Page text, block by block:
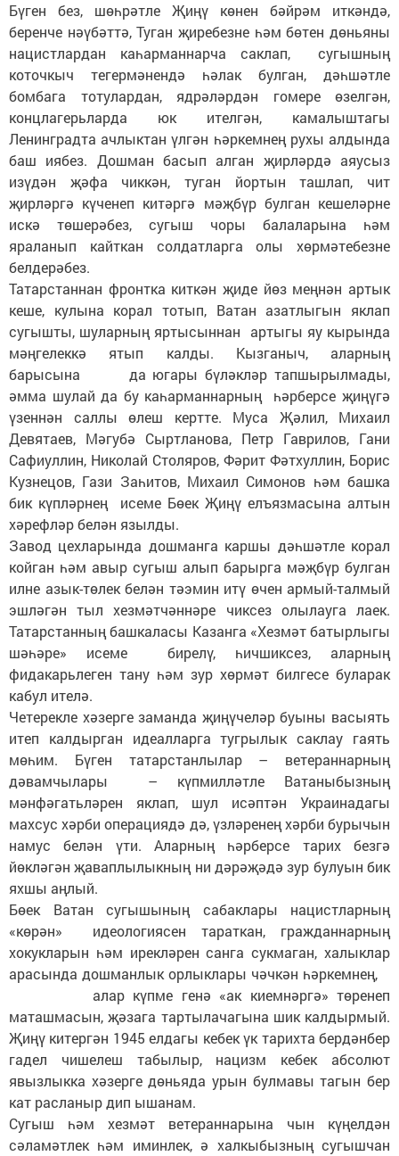
Бүген без, шөһрәтле Җиңү көнен бәйрәм иткәндә,
беренче нәүбәттә, Туган җиребезне һәм бөтен дөньяны
нацистлардан каһарманнарча саклап, сугышның
коточкыч тегермәнендә һәлак булган, дәһшәтле
бомбага тотулардан, ядрәләрдән гомере өзелгән,
концлагерьларда юк ителгән, камалыштагы
Ленинградта ачлыктан үлгән һәркемнең рухы алдында
баш иябез. Дошман басып алган җирләрдә аяусыз
изүдән җәфа чиккән, туган йортын ташлап, чит
җирләргә күченеп китәргә мәҗбүр булган кешеләрне
искә төшерәбез, сугыш чоры балаларына һәм
яраланып кайткан солдатларга олы хөрмәтебезне
белдерәбез.
Татарстаннан фронтка киткән җиде йөз меңнән артык
кеше, кулына корал тотып, Ватан азатлыгын яклап
сугышты, шуларның яртысыннан артыгы яу кырында
мәңгелеккә ятып калды. Кызганыч, аларның
барысына да югары бүләкләр тапшырылмады,
әмма шулай да бу каһарманнарның һәрберсе җиңүгә
үзеннән саллы өлеш кертте. Муса Җәлил, Михаил
Девятаев, Мәгубә Сыртланова, Петр Гаврилов, Гани
Сафиуллин, Николай Столяров, Фәрит Фәтхуллин, Борис
Кузнецов, Гази Заһитов, Михаил Симонов һәм башка
бик күпләрнең исеме Бөек Җиңү елъязмасына алтын
хәрефләр белән язылды.
Завод цехларында дошманга каршы дәһшәтле корал
койган һәм авыр сугыш алып барырга мәҗбүр булган
илне азык-төлек белән тәэмин итү өчен армый-талмый
эшләгән тыл хезмәтчәннәре чиксез олылауга лаек.
Татарстанның башкаласы Казанга «Хезмәт батырлыгы
шәһәре» исеме бирелү, һичшиксез, аларның
фидакарьлеген тану һәм зур хөрмәт билгесе буларак
кабул ителә.
Четерекле хәзерге заманда җиңүчеләр буыны васыять
итеп калдырган идеалларга тугрылык саклау гаять
мөһим. Бүген татарстанлылар – ветераннарның
дәвамчылары – күпмилләтле Ватаныбызның
мәнфәгатьләрен яклап, шул исәптән Украинадагы
махсус хәрби операциядә дә, үзләренең хәрби бурычын
намус белән үти. Аларның һәрберсе тарих безгә
йөкләгән җаваплылыкның ни дәрәҗәдә зур булуын бик
яхшы аңлый.
Бөек Ватан сугышының сабаклары нацистларның
«көрән» идеологиясен тараткан, гражданнарның
хокукларын һәм ирекләрен санга сукмаган, халыклар
арасында дошманлык орлыклары чәчкән һәркемнең,
алар күпме генә «ак киемнәргә» төренеп
маташмасын, җәзага тартылачагына шик калдырмый.
Җиңү китергән 1945 елдагы кебек үк тарихта бердәнбер
гадел чишелеш табылыр, нацизм кебек абсолют
явызлыкка хәзерге дөньяда урын булмавы тагын бер
кат расланыр дип ышанам.
Сугыш һәм хезмәт ветераннарына чын күңелдән
сәламәтлек һәм иминлек, ә халкыбызның сугышчан